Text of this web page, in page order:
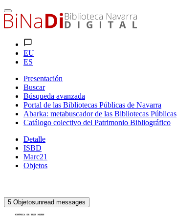
EU
ES
Presentación
Buscar
Búsqueda avanzada
Portal de las Bibliotecas Públicas de Navarra
Abarka: metabuscador de las Bibliotecas Públicas
Catálogo colectivo del Patrimonio Bibliográfico
Detalle
ISBD
Marc21
Objetos
5 Objetosunread messages